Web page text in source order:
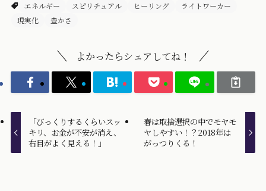
エネルギー
スピリチュアル ヒーリング
ライトワーカー
現実化
豊かさ
よかったらシェアしてね！
「びっくりするくらいスッ
キリ、お金が不安が消え、
右目がよく見える！」
春は取捨選択の中でモヤモ
ヤしやすい！？2018年は
がっつりくる！